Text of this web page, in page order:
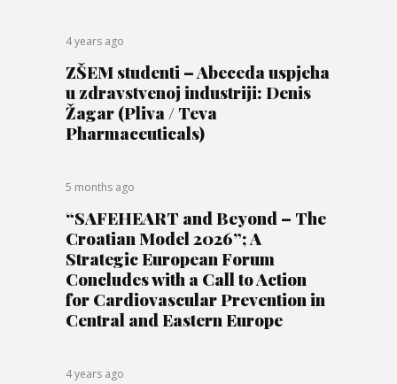
4 years ago
ZŠEM studenti – Abeceda uspjeha
u zdravstvenoj industriji: Denis
Žagar (Pliva / Teva
Pharmaceuticals)
5 months ago
“SAFEHEART and Beyond – The
Croatian Model 2026”; A
Strategic European Forum
Concludes with a Call to Action
for Cardiovascular Prevention in
Central and Eastern Europe
4 years ago